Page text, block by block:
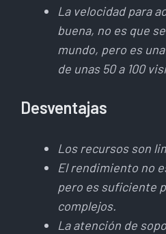
La velocidad para
buena, no es que
mundo, pero es
de unas 50 a 100
Desventajas
Los recursos son
El rendimiento no
pero es suficiente
complejos.
La atención de